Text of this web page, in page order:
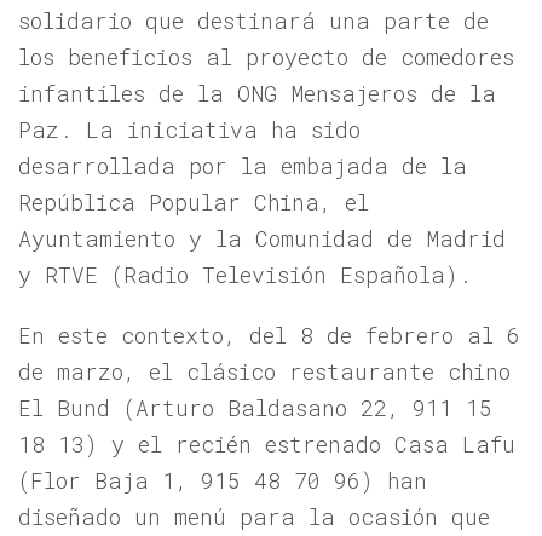
solidario que destinará una parte de
los beneficios al proyecto de comedores
infantiles de la ONG Mensajeros de la
Paz. La iniciativa ha sido
desarrollada por la embajada de la
República Popular China, el
Ayuntamiento y la Comunidad de Madrid
y RTVE (Radio Televisión Española).
En este contexto, del 8 de febrero al 6
de marzo, el clásico restaurante chino
El Bund (Arturo Baldasano 22, 911 15
18 13) y el recién estrenado Casa Lafu
(Flor Baja 1, 915 48 70 96) han
diseñado un menú para la ocasión que